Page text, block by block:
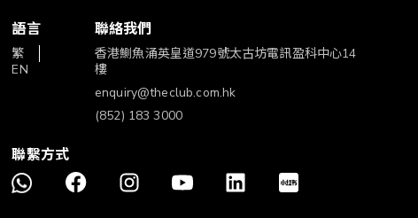
語言
繁
EN
聯絡我們
香港鰂魚涌英皇道979號太古坊電訊盈科中心14
樓
enquiry@theclub.com.hk
(852) 183 3000
聯繫方式